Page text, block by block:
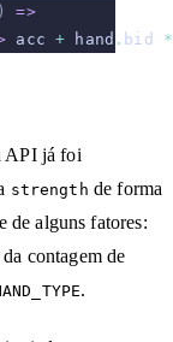
)
=>
acc + hand . bid *
API já foi
strength de forma
de alguns fatores:
contagem de
.